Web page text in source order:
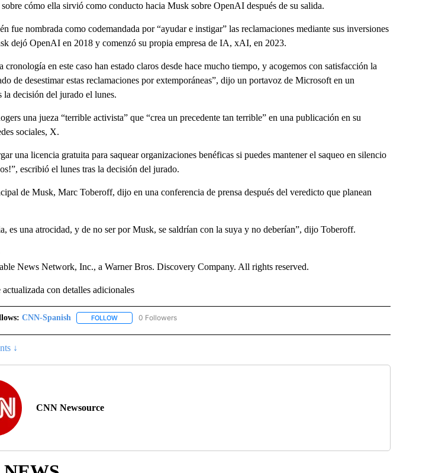
cómo ella sirvió como conducto hacia Musk sobre OpenAI después de su salida.
fue nombrada como codemandada por “ayudar e instigar” las reclamaciones mediante sus inversiones
dejó OpenAI en 2018 y comenzó su propia empresa de IA, xAI, en 2023.
cronología en este caso han estado claros desde hace mucho tiempo, y acogemos con satisfacción la
de desestimar estas reclamaciones por extemporáneas”, dijo un portavoz de Microsoft en un
la decisión del jurado el lunes.
una jueza “terrible activista” que “crea un precedente tan terrible” en una publicación en su
sociales, X.
una licencia gratuita para saquear organizaciones benéficas si puedes mantener el saqueo en silencio
escribió el lunes tras la decisión del jurado.
de Musk, Marc Toberoff, dijo en una conferencia de prensa después del veredicto que planean
es una atrocidad, y de no ser por Musk, se saldrían con la suya y no deberían”, dijo Toberoff.
News Network, Inc., a Warner Bros. Discovery Company. All rights reserved.
con detalles adicionales
CNN-Spanish FOLLOWFOLLOW "CNN-SPANISH" TO RECEIVE NOTIFICATIONS ABOUT NEW PAGES ON "CNN-SPANISH".
0 Followers
↓
CNN Newsource